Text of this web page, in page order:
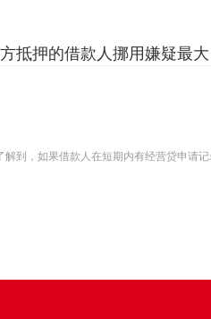
抵押的借款人挪用嫌疑最大
到，如果借款人在短期内有经营贷申请